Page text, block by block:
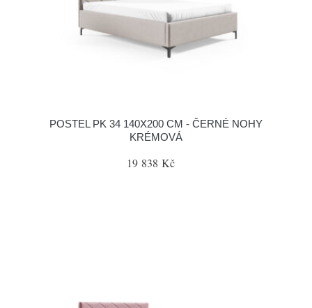
POSTEL PK 34 140X200 CM - ČERNÉ NOHY
KRÉMOVÁ
19 838 Kč